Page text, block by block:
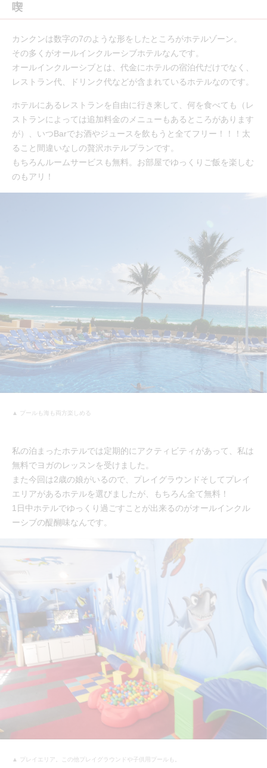
喫
カンクンは数字の7のような形をしたところがホテルゾーン。
その多くがオールインクルーシブホテルなんです。
オールインクルーシブとは、代金にホテルの宿泊代だけでなく、
レストラン代、ドリンク代などが含まれているホテルなのです。
ホテルにあるレストランを自由に行き来して、何を食べても（レ
ストランによっては追加料金のメニューもあるところがあります
が）、いつBarでお酒やジュースを飲もうと全てフリー！！！太
ること間違いなしの贅沢ホテルプランです。
もちろんルームサービスも無料。お部屋でゆっくりご飯を楽しむ
のもアリ！
▲ プールも海も両方楽しめる
私の泊まったホテルでは定期的にアクティビティがあって、私は
無料でヨガのレッスンを受けました。
また今回は2歳の娘がいるので、プレイグラウンドそしてプレイ
エリアがあるホテルを選びましたが、もちろん全て無料！
1日中ホテルでゆっくり過ごすことが出来るのがオールインクル
ーシブの醍醐味なんです。
▲ プレイエリア。この他プレイグラウンドや子供用プールも。